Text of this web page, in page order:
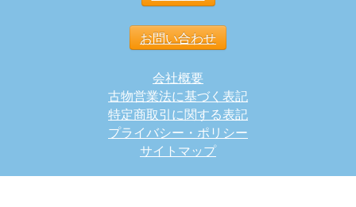
お問い合わせ
会社概要
古物営業法に基づく表記
特定商取引に関する表記
プライバシー・ポリシー
サイトマップ